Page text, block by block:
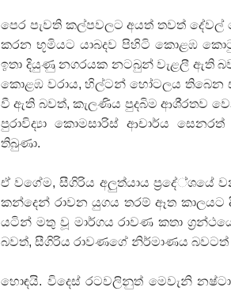
පෙර පැවති කල්පවලට අයත් තවත් දේවල්
කරන භූමියට යාබදව පිහිටි කොළඹ
ඉතා දියුණු නගරයක නටබුන් වැළලී ඇති බව
කොළඹ වරාය, හිල්ටන් හෝටලය තිබෙන
වී ඇති බවත්, කැලණිය පුදබිම ආශි‍්‍රතව
පුරාවිද්‍යා කොමසාරිස් ආචාර්ය සෙනරත්
තිබුණා.
ඒ වගේම, සීගිරිය අලුත්යාය ප්‍රදේ්ශයේ
කන්දෙන් රාවන යුගය තරම් ඈත කාලයට
යටින් මතු වූ මාර්ගය රාවණ කතා
බවත්, සීගිරිය රාවණගේ නිර්මාණය
හොඳයි. විදෙස් රටවලිනුත් මෙවැනි